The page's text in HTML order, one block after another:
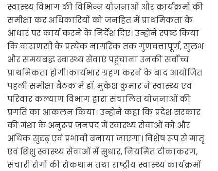
स्वास्थ्य विभाग की विभिन्न योजनाओं और कार्यक्रमों की
समीक्षा कर अधिकारियों को जनहित में प्राथमिकता के
आधार पर कार्य करने के निर्देश दिए। उन्होंने स्पष्ट किया
कि वाराणसी के प्रत्येक नागरिक तक गुणवत्तापूर्ण, सुलभ
और समयबद्ध स्वास्थ्य सेवाएं पहुंचाना उनकी सर्वोच्च
प्राथमिकता होगी।कार्यभार ग्रहण करने के बाद आयोजित
पहली समीक्षा बैठक में डॉ. मुकेश कुमार ने स्वास्थ्य एवं
परिवार कल्याण विभाग द्वारा संचालित योजनाओं की
प्रगति का आकलन किया। उन्होंने कहा कि प्रदेश सरकार
की मंशा के अनुरूप जनपद में स्वास्थ्य सेवाओं को और
अधिक सुदृढ़ एवं प्रभावी बनाया जाएगा। विशेष रूप से मातृ
एवं शिशु स्वास्थ्य सेवाओं में सुधार, नियमित टीकाकरण,
संचारी रोगों की रोकथाम तथा राष्ट्रीय स्वास्थ्य कार्यक्रमों